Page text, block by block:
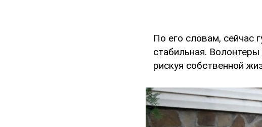
По его словам, сейчас
стабильная.
рискуя собственной